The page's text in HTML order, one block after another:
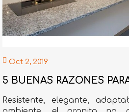
Oct 2, 2019
5 BUENAS RAZONES
Resistente, elegante,